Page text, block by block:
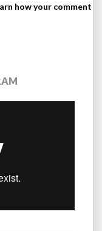
how your comment